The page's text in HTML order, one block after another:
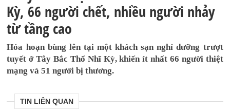
Kỳ, 66 người chết, nhiều người nhảy
từ tầng cao
Hỏa hoạn bùng lên tại một khách sạn nghỉ dưỡng trượt
tuyết ở Tây Bắc Thổ Nhĩ Kỳ, khiến ít nhất 66 người thiệt
mạng và 51 người bị thương.
TIN LIÊN QUAN